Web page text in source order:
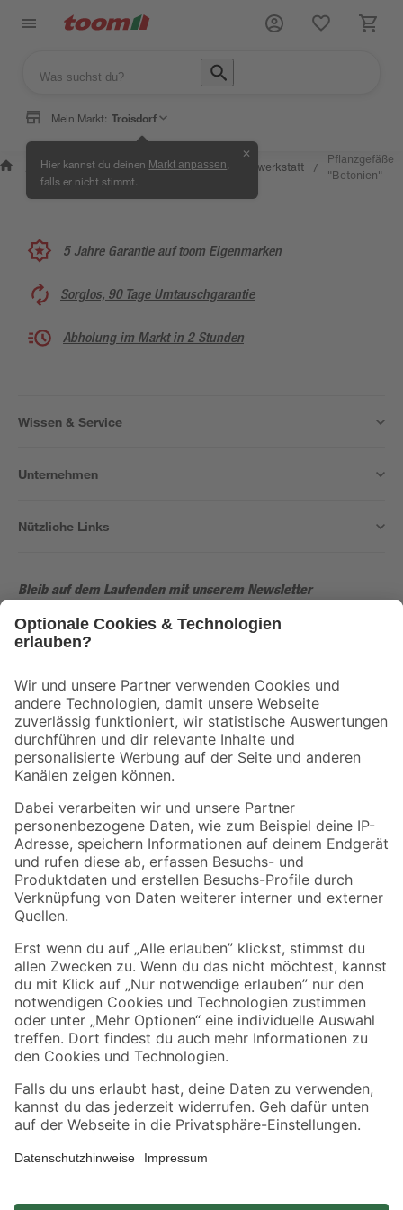
Mein Markt: Troisdorf
Hier kannst du deinen Markt anpassen
falls er nicht stimmt.
✕
Wissen &
Service
/
Selbermachen
& Ratgeber
/ Kreativwerkstatt /
Pflanzgefäße
"Betonien"
5 Jahre Garantie auf toom Eigenmarken
Sorglos, 90 Tage Umtauschgarantie
Abholung im Markt in 2 Stunden
Wissen & Service
Unternehmen
Nützliche Links
Bleib auf dem Laufenden mit unserem Newsletter
Der toom Newsletter: Keine Angebote und Aktionen mehr verpassen!
Folge uns
Zahlungsarten Versandarten
Sicher einkaufen
Jetzt die toom-App herunterladen
Alle Preisangaben in EUR inkl. gesetzl. MwSt.. Die dargestellten Angebote sind unter
Umständen nicht in allen Märkten verfügbar. Die angegebenen Verfügbarkeiten beziehen
sich auf den unter "Mein Markt" ausgewählten toom Baumarkt. Alle Angebote und
*Paketversand ab 59 € versandkostenfrei, gilt nicht für Artikel mit Speditionsversand, hier
fallen zusätzliche Versandkosten an.